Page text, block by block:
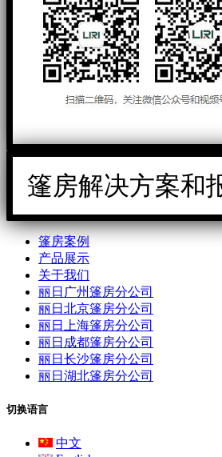
篷房解决方案和
篷房案例
产品展示
关于我们
丽日广州篷房分公司
丽日北京篷房分公司
丽日上海篷房分公司
丽日成都篷房分公司
丽日长沙篷房分公司
丽日湖北篷房分公司
切换语言
中文